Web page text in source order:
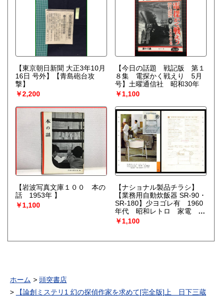
【東京朝日新聞 大正3年10月
16日 号外】【青島砲台攻
撃】
￥2,200
【今日の話題 戦記版 第１
８集 電探かく戦えり 5月
号】土曜通信社 昭和30年
￥1,100
【岩波写真文庫１００ 本の
話 1953年 】
￥1,100
【ナショナル製品チラシ】
【業務用自動炊飯器 SR-90・
SR-180】少ヨゴレ有 1960
年代 昭和レトロ 家電 電
化製品 モダンデザイン
￥1,100
ホーム
頭突書店
【論創ミステリ1 幻の探偵作家を求めて[完全版]上 日下三蔵